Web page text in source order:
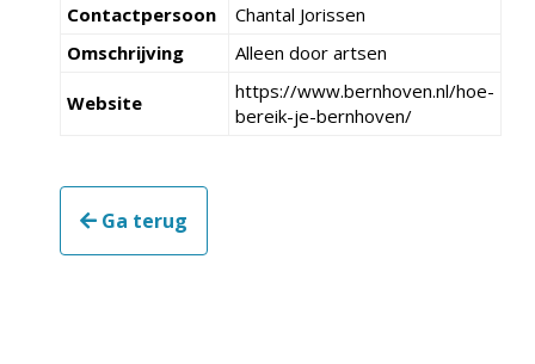
Contactpersoon
Chantal Jorissen
Omschrijving
Alleen door artsen
Website
https://www.bernhoven.nl/hoe-
bereik-je-bernhoven/
Ga terug